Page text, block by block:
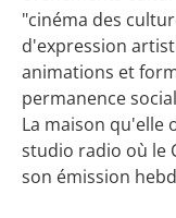
"cinéma des
d'expression
animations et
permanence
La maison qu'elle
studio radio où le
son émission